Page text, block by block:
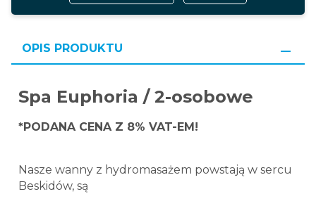
OPIS PRODUKTU
Spa Euphoria / 2-osobowe
*PODANA CENA Z 8% VAT-EM!
Nasze wanny z hydromasażem powstają w sercu
Beskidów, są